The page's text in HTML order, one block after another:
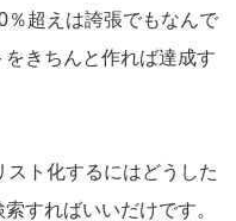
％超えは誇張でもなんで
きちんと作れば達成す
ト化するにはどうした
すればいいだけです。